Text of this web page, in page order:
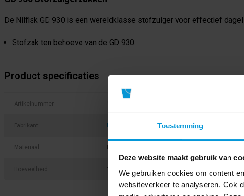
Toestemming
Deze website maakt gebruik van
We gebruiken cookies om content
websiteverkeer te analyseren. Ook
De Nilfisk GD 930 is een wereldklasse stofzuiger voor effectief
Stofzak ten behoeve van de GD 930.
Product specificaties
Artikelnummer 1407015040
Fabrikant:
Materiaal
Hoeveelheid 10 stuks